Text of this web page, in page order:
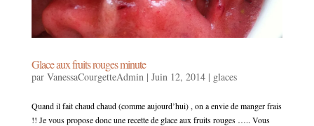
Glace aux fruits rouges minute
par VanessaCourgetteAdmin| Juin 12, 2014| glaces
Quand il fait chaud chaud (comme aujourd’hui) , on a envie de manger frais
!! Je vous propose donc une recette de glace aux fruits rouges ….. Vous